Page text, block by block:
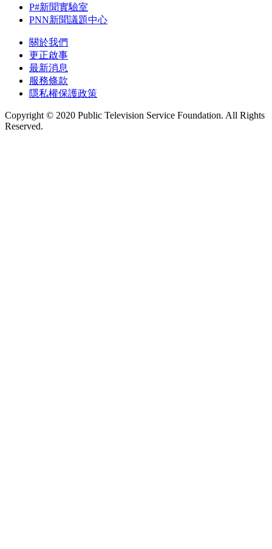
P#新聞實驗室
PNN新聞議題中心
關於我們
更正啟事
最新消息
服務條款
隱私權保護政策
Copyright © 2020 Public Television Service Foundation. All Rights
Reserved.